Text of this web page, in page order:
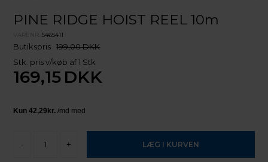
PINE RIDGE HOIST REEL 10m
VARENR.5465411
Butikspris 199,00 DKK
Stk. pris v/køb af 1 Stk
169,15 DKK
- +